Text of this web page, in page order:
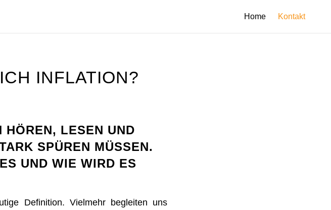
Home Kontakt
INFLATION?
LESEN UND
SPÜREN MÜSSEN.
UND WIE WIRD ES
Definition. Vielmehr begleiten uns